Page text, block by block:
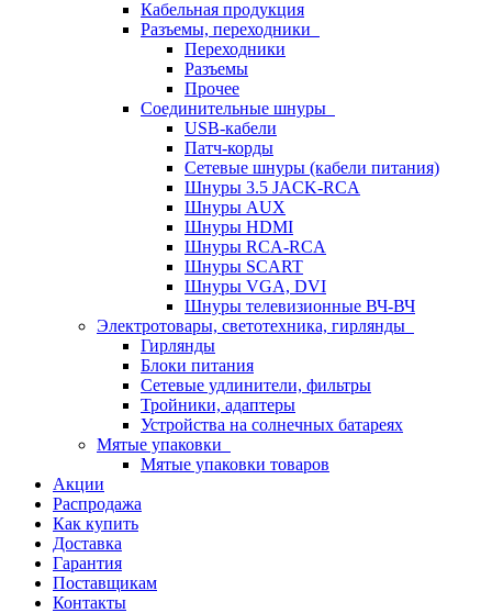
Кабельная продукция
Разъемы, переходники
Переходники
Разъемы
Прочее
Соединительные шнуры
USB-кабели
Патч-корды
Сетевые шнуры (кабели питания)
Шнуры 3.5 JACK-RCA
Шнуры AUX
Шнуры HDMI
Шнуры RCA-RCA
Шнуры SCART
Шнуры VGA, DVI
Шнуры телевизионные ВЧ-ВЧ
Электротовары, светотехника, гирлянды
Гирлянды
Блоки питания
Сетевые удлинители, фильтры
Тройники, адаптеры
Устройства на солнечных батареях
Мятые упаковки
Мятые упаковки товаров
Акции
Распродажа
Как купить
Доставка
Гарантия
Поставщикам
Контакты